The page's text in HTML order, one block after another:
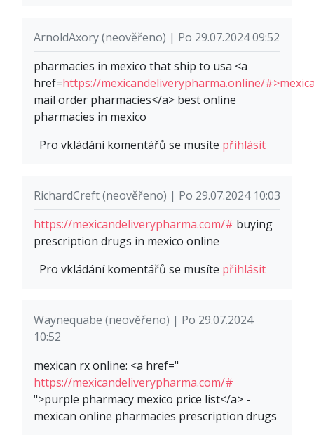
ArnoldAxory (neověřeno) | Po 29.07.2024 09:52
pharmacies in mexico that ship to usa <a
href=https://mexicandeliverypharma.online/
mail order pharmacies</a> best online
pharmacies in mexico
Pro vkládání komentářů se musíte přihlásit
RichardCreft (neověřeno) | Po 29.07.2024 10:03
https://mexicandeliverypharma.com/# buying
prescription drugs in mexico online
Pro vkládání komentářů se musíte přihlásit
Waynequabe (neověřeno) | Po 29.07.2024
10:52
mexican rx online: <a href="
https://mexicandeliverypharma.com/#
">purple pharmacy mexico price list</a> -
mexican online pharmacies prescription drugs